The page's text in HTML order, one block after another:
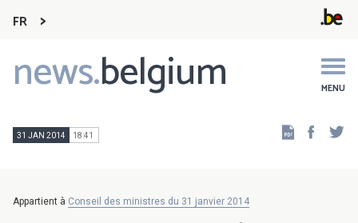
FR
news.belgium MENU
Main
navigation
31 JAN 2014 18:41
Appartient à Conseil des ministres du 31 janvier 2014